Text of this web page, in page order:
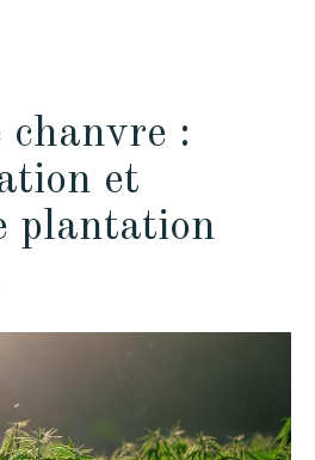
chanvre :
et
plantation